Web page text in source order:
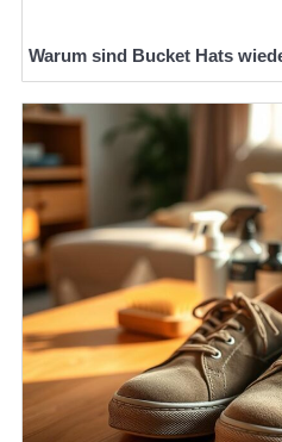
Warum sind Bucket Hats